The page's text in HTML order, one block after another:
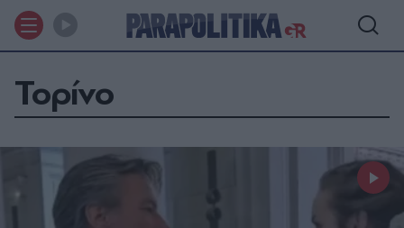
Τορίνο